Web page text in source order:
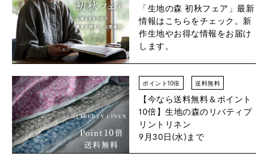
「生地の森 初秋フェア」最新
情報はこちらをチェック。新
作生地やお得な情報をお届け
します。
ポイント10倍 送料無料
【今なら送料無料＆ポイント
10倍】生地の森のリバティプ
リントリネン
9月30日(水)まで